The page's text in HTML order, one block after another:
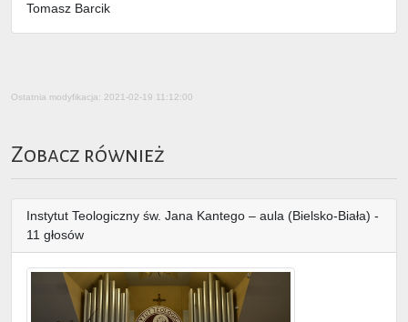
Tomasz Barcik
Ostatnia modyfikacja: 2021-02-19 11:12:00
Zobacz również
Instytut Teologiczny św. Jana Kantego – aula (Bielsko-Biała) -
11 głosów